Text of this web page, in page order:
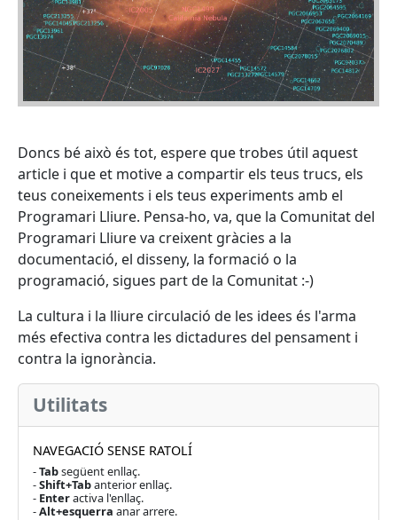
Doncs bé això és tot, espere que trobes útil aquest
article i que et motive a compartir els teus trucs, els
teus coneixements i els teus experiments amb el
Programari Lliure. Pensa-ho, va, que la Comunitat del
Programari Lliure va creixent gràcies a la
documentació, el disseny, la formació o la
programació, sigues part de la Comunitat :-)
La cultura i la lliure circulació de les idees és l'arma
més efectiva contra les dictadures del pensament i
contra la ignorància.
Utilitats
NAVEGACIÓ SENSE RATOLÍ
-Tabsegüent enllaç.
-Shift+Tabanterior enllaç.
- Enteractiva l'enllaç.
-Alt+esquerra anar arrere.